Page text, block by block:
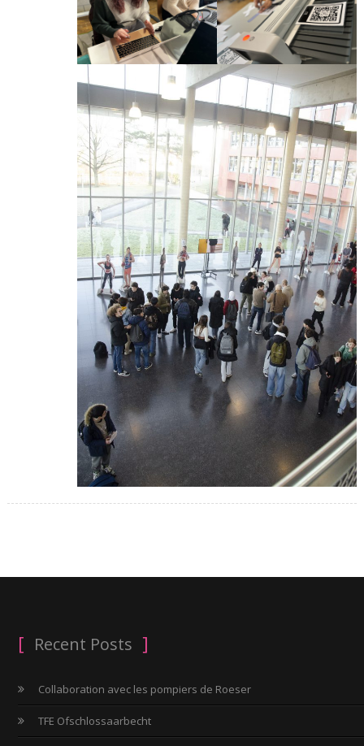
Recent Posts
Collaboration avec les pompiers de Roeser
TFE Ofschlossaarbecht